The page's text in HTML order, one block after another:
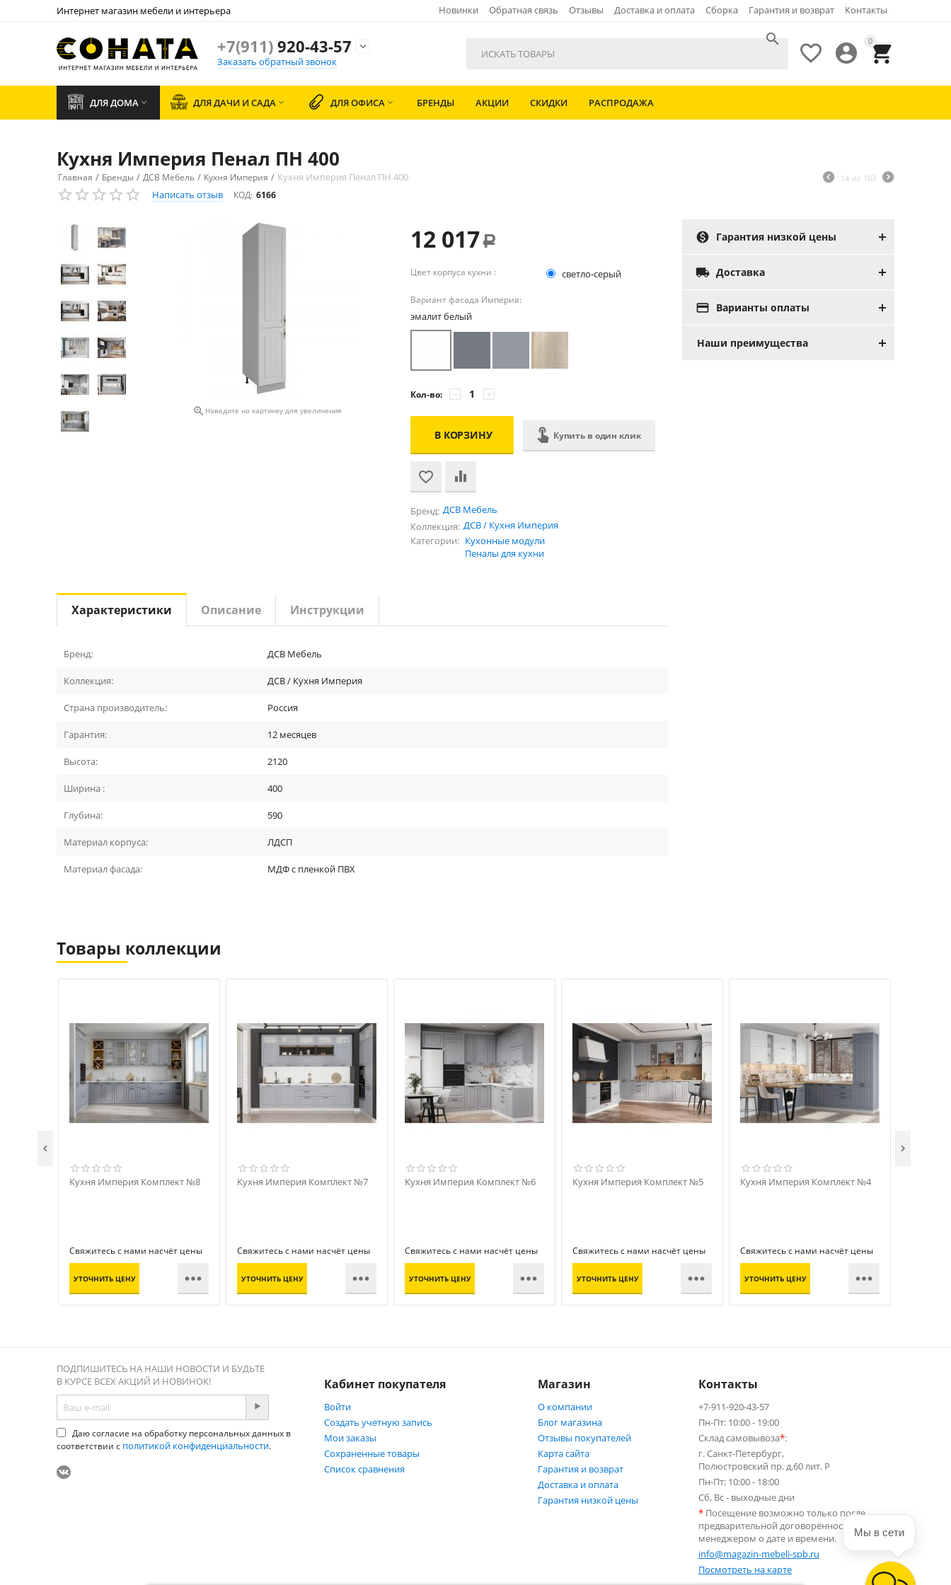
Интернет магазин мебели и интерьера Новинки Обратная связь Отзывы Доставка и оплата Сборка Гарантия и возврат Контакты
+7(911)920-43-57

Заказать обратный звонок
0



ДЛЯ ДОМА  ДЛЯ ДАЧИ И САДА  ДЛЯ ОФИСА  БРЕНДЫ АКЦИИ СКИДКИ РАСПРОДАЖА
Кухня Империя Пенал ПН 400
Главная / Бренды / ДСВ Мебель / Кухня Империя / Кухня Империя Пенал ПН 400 14 из 103
Написать отзыв КОД: 6166
 Наведите на картинку для увеличения
12 017 Р
Цвет корпуса кухни : светло-серый
Вариант фасада Империя:
эмалит белый
Кол-во: +
−
В КОРЗИНУ Купить в один клик
Бренд: ДСВ Мебель
Коллекция: ДСВ / Кухня Империя
Категории: Кухонные модули
Пеналы для кухни
 Гарантия низкой цены
 Доставка
 Варианты оплаты
Наши преимущества
Характеристики Описание Инструкции
Бренд: ДСВ Мебель
Коллекция: ДСВ / Кухня Империя
Страна производитель: Россия
Гарантия: 12 месяцев
Высота: 2120
Ширина : 400
Глубина: 590
Материал корпуса: ЛДСП
Материал фасада: МДФ с пленкой ПВХ
Товары коллекции
Кухня Империя Комплект №8
Свяжитесь с нами насчёт цены
УТОЧНИТЬ ЦЕНУ 
Кухня Империя Комплект №7
Свяжитесь с нами насчёт цены
УТОЧНИТЬ ЦЕНУ 
Кухня Империя Комплект №6
Свяжитесь с нами насчёт цены
УТОЧНИТЬ ЦЕНУ 
Кухня Империя Комплект №5
Свяжитесь с нами насчёт цены
УТОЧНИТЬ ЦЕНУ 
Кухня Империя Комплект №4
Свяжитесь с нами насчёт цены
УТОЧНИТЬ ЦЕНУ 
 
ПОДПИШИТЕСЬ НА НАШИ НОВОСТИ И БУДЬТЕ
В КУРСЕ ВСЕХ АКЦИЙ И НОВИНОК!
Даю согласие на обработку персональных данных в
соответствии с политикой конфиденциальности.
Кабинет покупателя
Войти
Создать учетную запись
Мои заказы
Сохраненные товары
Список сравнения
Магазин
О компании
Блог магазина
Отзывы покупателей
Карта сайта
Гарантия и возврат
Доставка и оплата
Гарантия низкой цены
Контакты
+7-911-920-43-57
Пн-Пт: 10:00 - 19:00
Склад самовывоза*:
г. Санкт-Петербург,
Полюстровский пр. д.60 лит. Р
Пн-Пт: 10:00 - 18:00
Сб, Вс - выходные дни
*Посещение возможно только после
предварительной договорённости с
менеджером о дате и времени.
info@magazin-mebeli-spb.ru
Посмотреть на карте
Мы в сети